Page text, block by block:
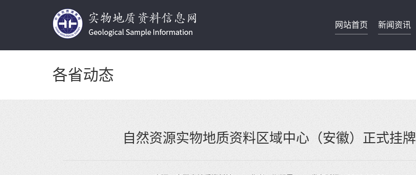
网站首页 新闻资讯
各省动态
自然资源实物地质资料区域中心（安徽）正式挂牌